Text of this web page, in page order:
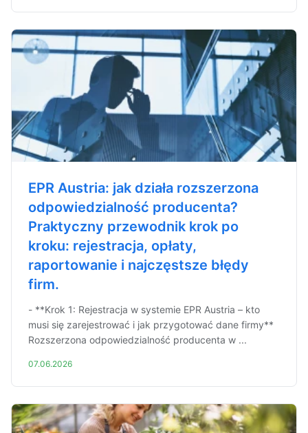
EPR Austria: jak działa rozszerzona
odpowiedzialność producenta?
Praktyczny przewodnik krok po
kroku: rejestracja, opłaty,
raportowanie i najczęstsze błędy
firm.
- **Krok 1: Rejestracja w systemie EPR Austria – kto
musi się zarejestrować i jak przygotować dane firmy**
Rozszerzona odpowiedzialność producenta w ...
07.06.2026